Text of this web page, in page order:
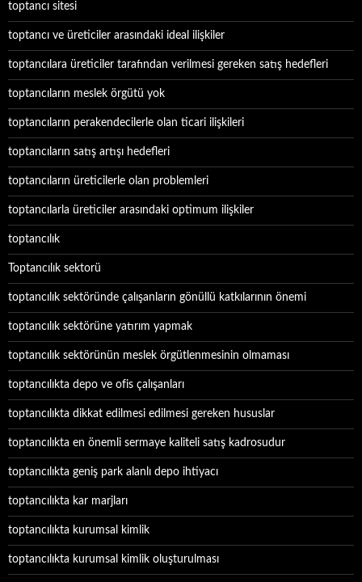
toptancı sitesi
toptancı ve üreticiler arasındaki ideal ilişkiler
toptancılara üreticiler tarafından verilmesi gereken satış hedefleri
toptancıların meslek örgütü yok
toptancıların perakendecilerle olan ticari ilişkileri
toptancıların satış artışı hedefleri
toptancıların üreticilerle olan problemleri
toptancılarla üreticiler arasındaki optimum ilişkiler
toptancılık
Toptancılık sektorü
toptancılık sektöründe çalışanların gönüllü katkılarının önemi
toptancılık sektörüne yatırım yapmak
toptancılık sektörünün meslek örgütlenmesinin olmaması
toptancılıkta depo ve ofis çalışanları
toptancılıkta dikkat edilmesi edilmesi gereken hususlar
toptancılıkta en önemli sermaye kaliteli satış kadrosudur
toptancılıkta geniş park alanlı depo ihtiyacı
toptancılıkta kar marjları
toptancılıkta kurumsal kimlik
toptancılıkta kurumsal kimlik oluşturulması